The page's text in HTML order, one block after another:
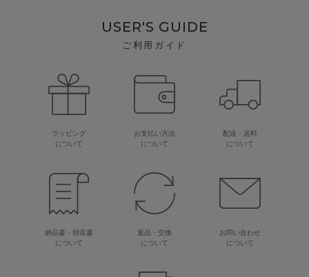
USER'S GUIDE
ご利用ガイド
ラッピング
について
お支払い方法
について
配送・送料
について
納品書・領収書
について
返品・交換
について
お問い合わせ
について